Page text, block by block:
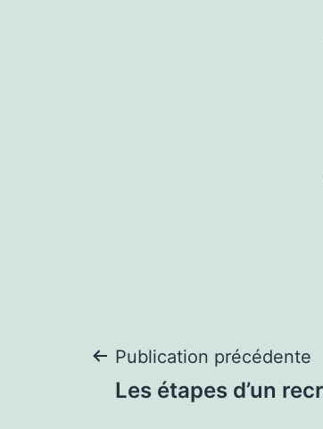
Navigation
Publication précédente
Les étapes d’un